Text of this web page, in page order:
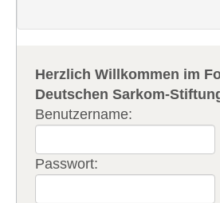
Herzlich Willkommen im
Deutschen Sarkom-
Benutzername:
Passwort: